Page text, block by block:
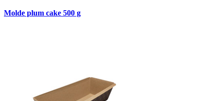
Molde plum cake 500 g